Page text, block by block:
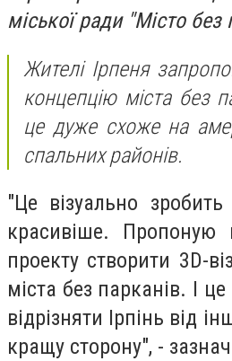
міської ради "Місто без
Жителі Ірпеня
концепцію міста без
це дуже схоже на
спальних районів.
"Це візуально зробить
красивіше. Пропоную
проекту створити 3D-
міста без парканів. І
відрізняти Ірпінь від
кращу сторону", -